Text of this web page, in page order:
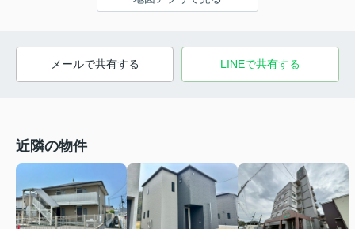
メールで共有する LINEで共有する
近隣の物件